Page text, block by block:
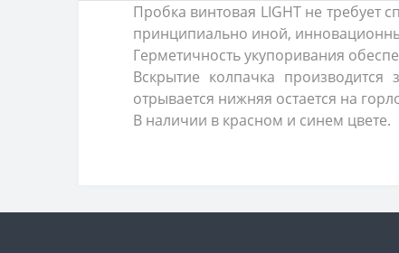
Пробка винтовая LIGHT не требует
принципиально иной,
Герметичность укупоривания
Вскрытие колпачка
отрывается нижняя остается на
В наличии в красном и синем цвете.